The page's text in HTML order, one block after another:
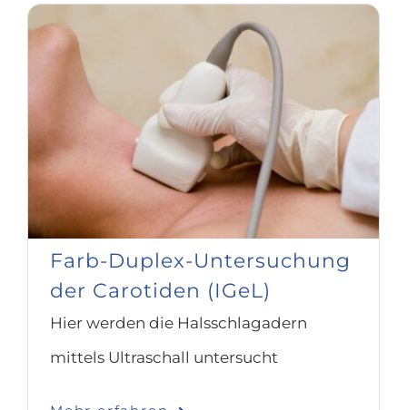
Farb-Duplex-Untersuchung
der Carotiden (IGeL)
Hier werden die Halsschlagadern
mittels Ultraschall untersucht